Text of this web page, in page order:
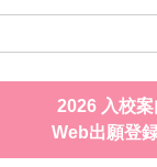
2026 入校
Web出願登